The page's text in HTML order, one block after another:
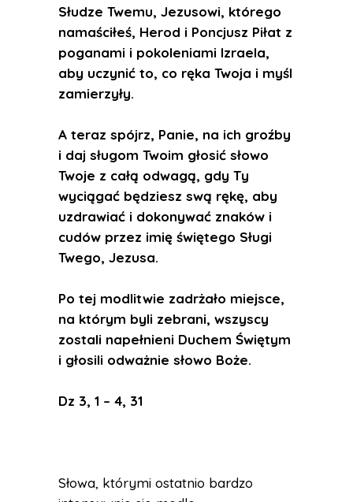
Słudze Twemu, Jezusowi, którego
namaściłeś, Herod i Poncjusz Piłat z
poganami i pokoleniami Izraela,
aby uczynić to, co ręka Twoja i myśl
zamierzyły.
A teraz spójrz, Panie, na ich groźby
i daj sługom Twoim głosić słowo
Twoje z całą odwagą, gdy Ty
wyciągać będziesz swą rękę, aby
uzdrawiać i dokonywać znaków i
cudów przez imię świętego Sługi
Twego, Jezusa.
Po tej modlitwie zadrżało miejsce,
na którym byli zebrani, wszyscy
zostali napełnieni Duchem Świętym
i głosili odważnie słowo Boże.
Dz 3, 1 – 4, 31
Słowa, którymi ostatnio bardzo